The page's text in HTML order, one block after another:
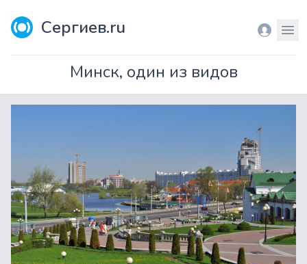
Сергиев.ru Вход
Минск, один из видов